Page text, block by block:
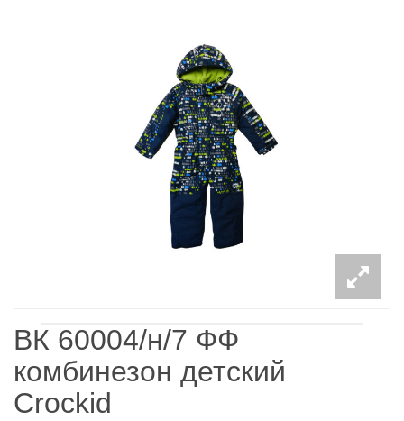
ВК 60004/н/7 ФФ
комбинезон детский
Crockid